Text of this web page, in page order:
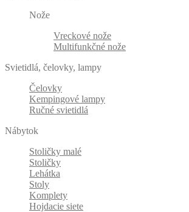
Nože
Vreckové nože
Multifunkčné nože
Svietidlá, čelovky, lampy
Čelovky
Kempingové lampy
Ručné svietidlá
Nábytok
Stoličky malé
Stoličky
Lehátka
Stoly
Komplety
Hojdacie siete